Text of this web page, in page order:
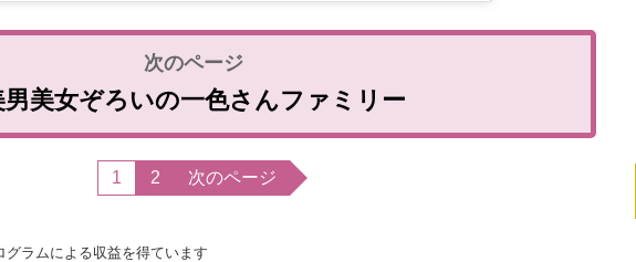
男美女ぞろいの一色さんファミリー
1 2 次のページ
ラムによる収益を得ています